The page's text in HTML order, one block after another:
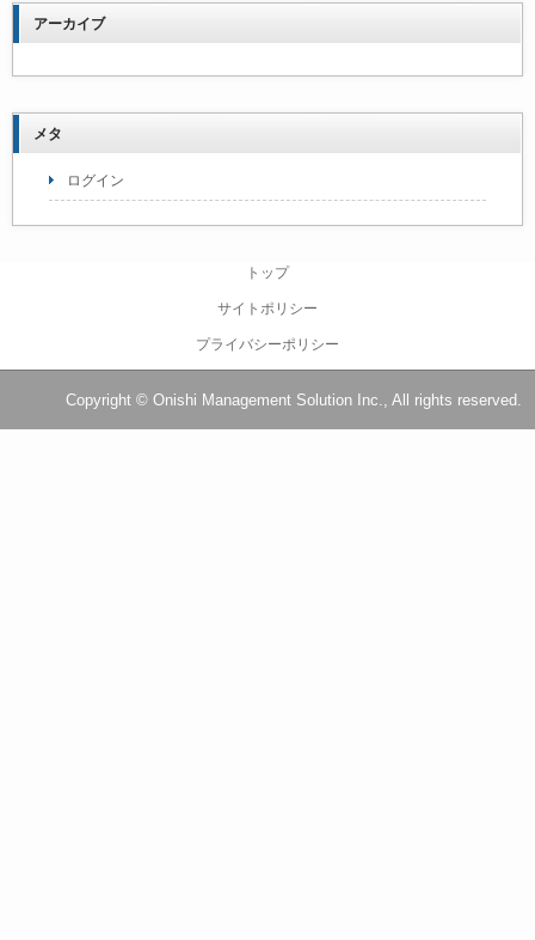
アーカイブ
メタ
ログイン
トップ
サイトポリシー
プライバシーポリシー
Copyright © Onishi Management Solution Inc., All rights reserved.